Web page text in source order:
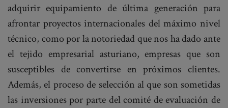
adquirir equipamiento de última generación para
afrontar proyectos internacionales del máximo nivel
técnico, como por la notoriedad que nos ha dado ante
el tejido empresarial asturiano, empresas que son
susceptibles de convertirse en próximos clientes.
Además, el proceso de selección al que son sometidas
las inversiones por parte del comité de evaluación de